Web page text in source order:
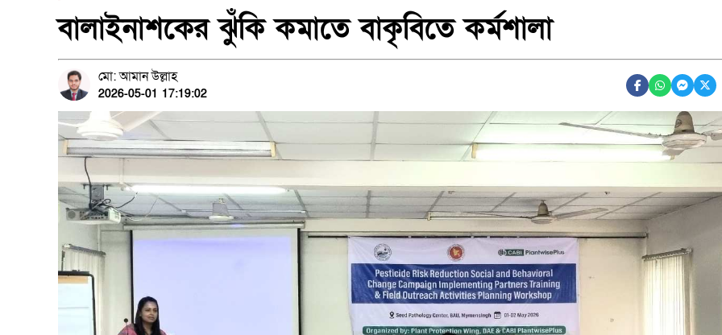
বালাইনাশকের ঝুঁকি কমাতে বাকৃবিতে কর্মশালা
মো: আমান উল্লাহ
2026-05-01 17:19:02